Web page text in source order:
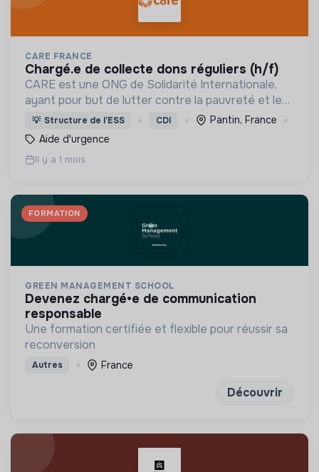
CARE FRANCE
chargé.e de collecte dons réguliers (h/f)
CARE est une ONG de Solidarité Internationale,
ayant pour but de lutter contre la pauvreté et les
inégalités avec un impact durable.
💡 Structure de l’ESS CDI
Pantin, France
Aide d'urgence
Il y a 1 mois
FORMATION
GREEN MANAGEMENT SCHOOL
devenez chargé•e de communication
responsable
Une formation certifiée et flexible pour réussir sa
reconversion
Autres France
Découvrir